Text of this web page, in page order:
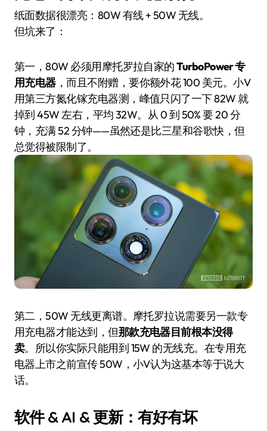
纸面数据很漂亮：80W 有线 + 50W 无线。
但坑来了：
第一，80W 必须用摩托罗拉自家的TurboPower 专
用充电器，而且不附赠，要你额外花 100 美元。小V
用第三方氮化镓充电器测，峰值只闪了一下 82W 就
掉到 45W 左右，平均 32W。从 0 到 50% 要 20 分
钟，充满 52 分钟——虽然还是比三星和谷歌快，但
总觉得被限制了。
第二，50W 无线更离谱。摩托罗拉说需要另一款专
用充电器才能达到，但那款充电器目前根本没得
卖。所以你实际只能用到 15W 的无线充。在专用充
电器上市之前宣传 50W，小V认为这基本等于说大
话。
软件 & AI & 更新：有好有坏